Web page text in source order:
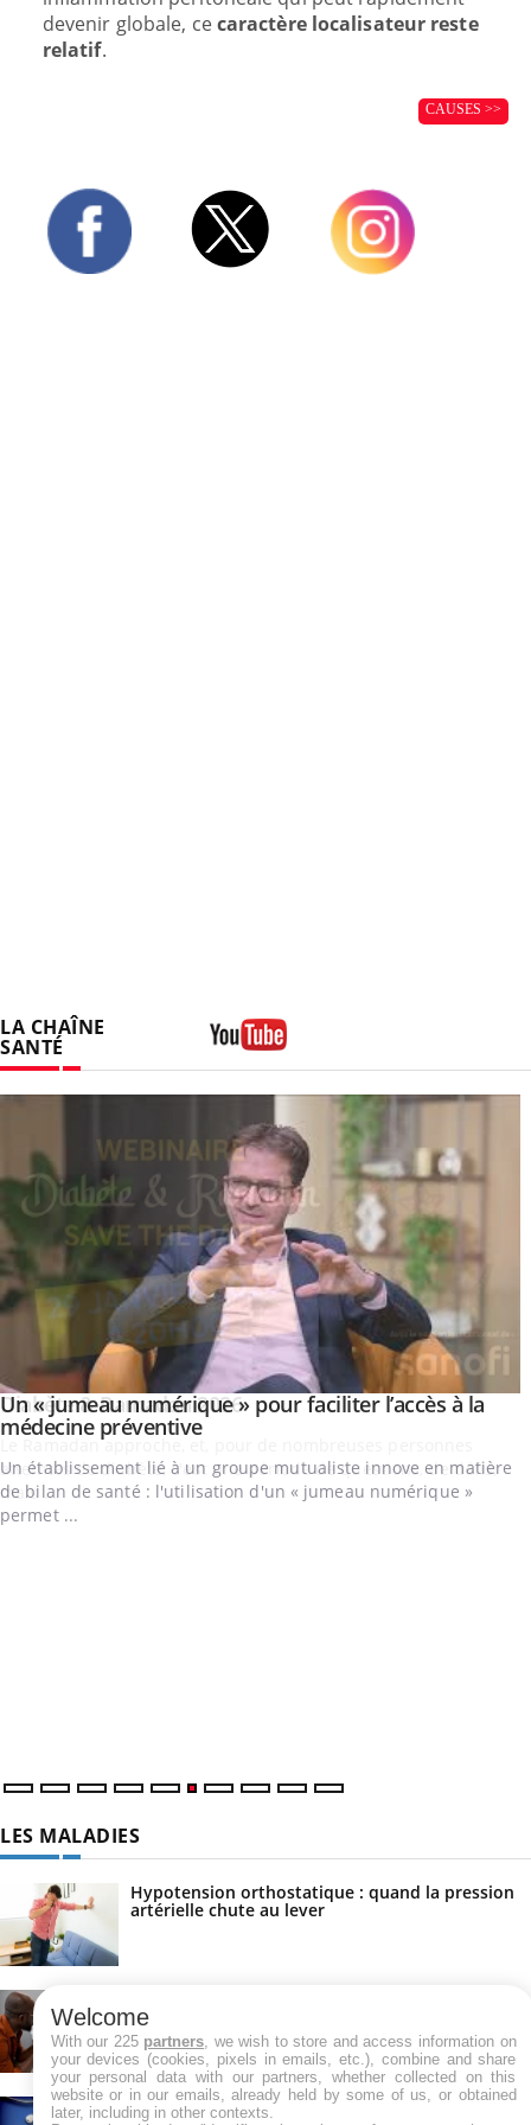
devenir globale, cecaractère localisateur reste
relatif.
CAUSES >>
LA CHAÎNE
SANTÉ
Youtube
Youtube
Un « jumeau numérique » pour faciliter l’accès à la
médecine préventiveYoutube
Un établissement lié à un groupe mutualiste innove en matière
de bilan de santé : l'utilisation d'un « jumeau numérique »
permet ...
LES MALADIES
Hypotension orthostatique : quand la pression
artérielle chute au lever
rouges aux conséquences graves
Maladie de Charcot (Sclérose latérale
Welcome
With our 225 partners , we wish to store and access information on
your devices (cookies, pixels in emails, etc.), combine and share
your personal data with our partners, whether collected on this
website or in our emails, already held by some of us, or obtained
later, including in other contexts.